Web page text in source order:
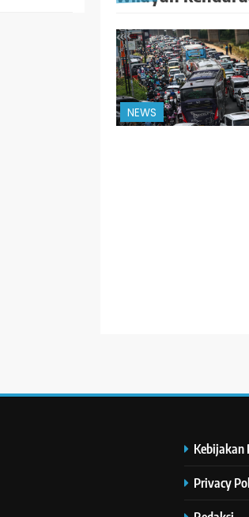
NEWS
Kebijakan
Privacy